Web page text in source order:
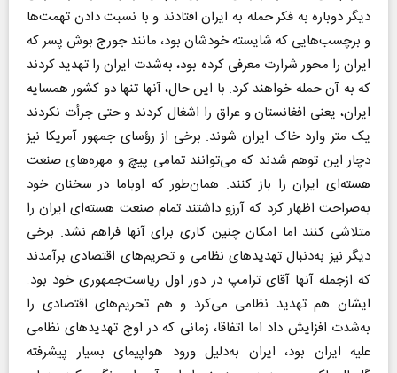
دیگر دوباره به فکر حمله به ایران افتادند و با نسبت دادن تهمت‌ها
و برچسب‌هایی که شایسته خودشان بود، مانند جورج بوش پسر که
ایران را محور شرارت معرفی کرده بود، به‌شدت ایران را تهدید کردند
که به آن حمله خواهند کرد. با این حال، آنها تنها دو کشور همسایه
ایران، یعنی افغانستان و عراق را اشغال کردند و حتی جرأت نکردند
یک متر وارد خاک ایران شوند. برخی از رؤسای جمهور آمریکا نیز
دچار این توهم شدند که می‌توانند تمامی پیچ و مهره‌های صنعت
هسته‌ای ایران را باز کنند. همان‌طور که اوباما در سخنان خود
به‌صراحت اظهار کرد که آرزو داشتند تمام صنعت هسته‌ای ایران را
متلاشی کنند اما امکان چنین کاری برای آنها فراهم نشد. برخی
دیگر نیز به‌دنبال تهدیدهای نظامی و تحریم‌های اقتصادی برآمدند
که ازجمله آنها آقای ترامپ در دور اول ریاست‌جمهوری خود بود.
ایشان هم تهدید نظامی می‌کرد و هم تحریم‌های اقتصادی را
به‌شدت افزایش داد اما اتفاقا، زمانی که در اوج تهدیدهای نظامی
علیه ایران بود، ایران به‌دلیل ورود هواپیمای بسیار پیشرفته